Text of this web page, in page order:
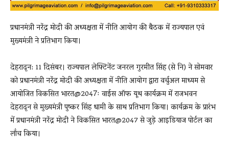
प्रधानमंत्री नरेंद्र मोदी की अध्यक्षता में नीति आयोग की बैठक में राज्यपाल एवं
मुख्यमंत्री ने प्रतिभाग किया।
देहरादून: 11 दिसंबर। राज्यपाल लेफ्टिनेंट जनरल गुरमीत सिंह (से नि) ने सोमवार
को प्रधानमंत्री नरेंद्र मोदी की अध्यक्षता में नीति आयोग द्वारा वर्चुअल माध्यम से
आयोजित विकसित भारत@2047ः वाईस ऑफ यूथ कार्यक्रम में राजभवन
देहरादून से मुख्यमंत्री पुष्कर सिंह धामी के साथ प्रतिभाग किया। कार्यक्रम के प्रारंभ
में प्रधानमंत्री नरेंद्र मोदी ने विकसित भारत@2047 से जुड़े आइडियाज पोर्टल का
लॉंच किया।